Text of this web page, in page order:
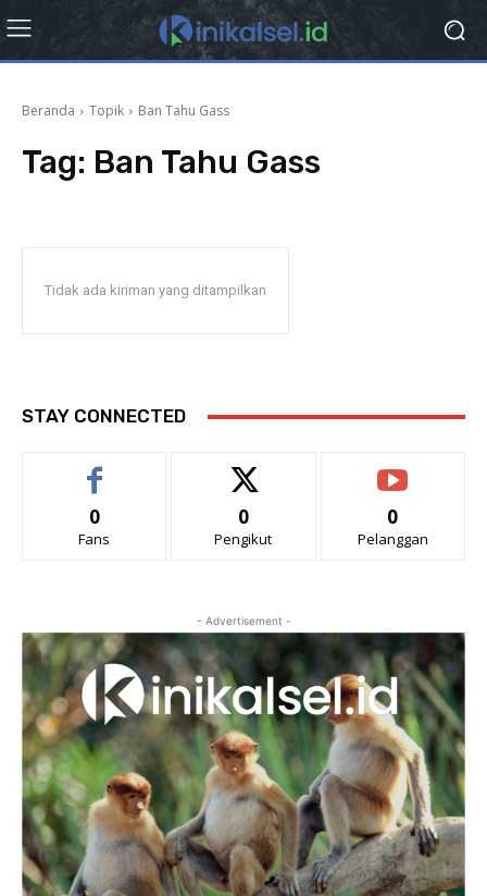
Beranda Topik Ban Tahu Gass
Tag: Ban Tahu Gass
Tidak ada kiriman yang ditampilkan
STAY CONNECTED
0
Fans
0
Pengikut
0
Pelanggan
- Advertisement -